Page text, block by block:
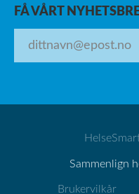
FÅ VÅRT
Sammenlign
Brukervilkår